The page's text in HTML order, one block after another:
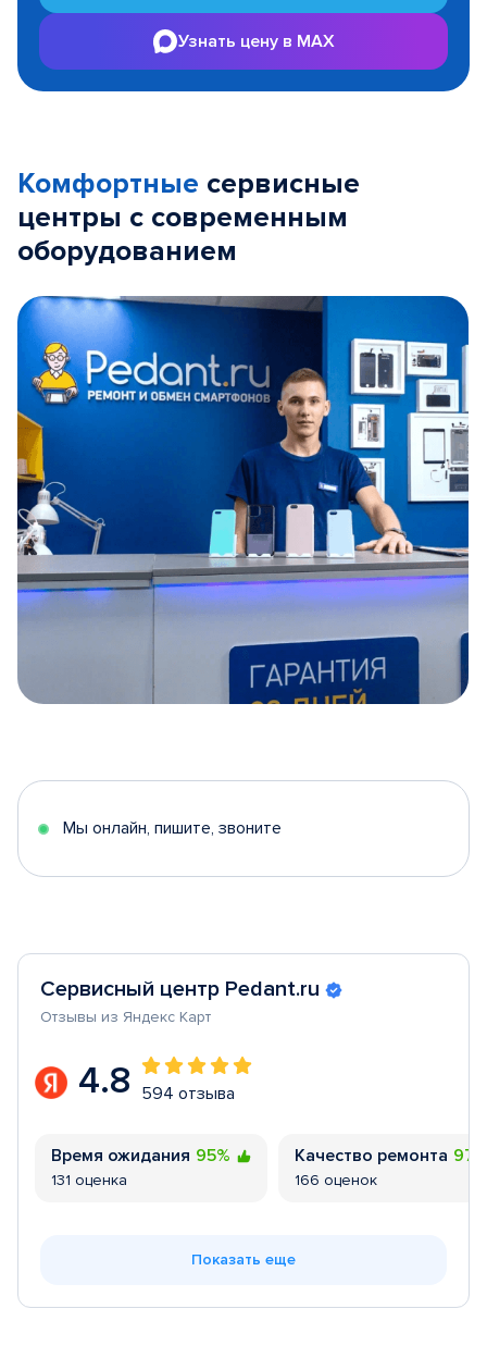
Узнать цену в MAX
Комфортные сервисные
центры с современным
оборудованием
5
Мы онлайн, пишите, звоните
Сервисный центр Pedant.ru
Отзывы из Яндекс Карт
4.8 594 отзыва
Время ожидания 95%
131 оценка
Качество ремонта
166 оценок
Показать еще